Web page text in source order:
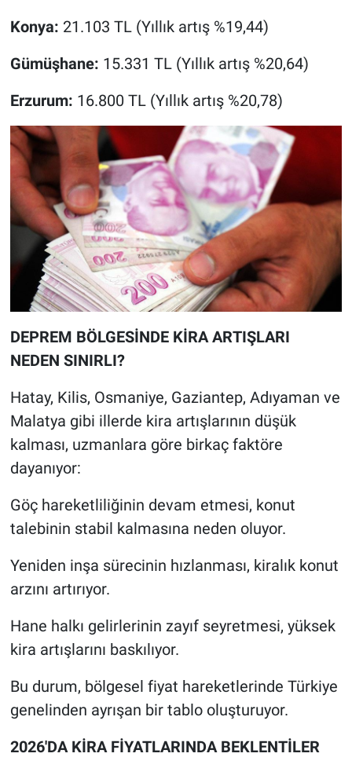
Konya: 21.103 TL (Yıllık artış %19,44)
Gümüşhane: 15.331 TL (Yıllık artış %20,64)
Erzurum: 16.800 TL (Yıllık artış %20,78)
DEPREM BÖLGESİNDE KİRA ARTIŞLARI
NEDEN SINIRLI?
Hatay, Kilis, Osmaniye, Gaziantep, Adıyaman ve
Malatya gibi illerde kira artışlarının düşük
kalması, uzmanlara göre birkaç faktöre
dayanıyor:
Göç hareketliliğinin devam etmesi, konut
talebinin stabil kalmasına neden oluyor.
Yeniden inşa sürecinin hızlanması, kiralık konut
arzını artırıyor.
Hane halkı gelirlerinin zayıf seyretmesi, yüksek
kira artışlarını baskılıyor.
Bu durum, bölgesel fiyat hareketlerinde Türkiye
genelinden ayrışan bir tablo oluşturuyor.
2026'DA KİRA FİYATLARINDA BEKLENTİLER